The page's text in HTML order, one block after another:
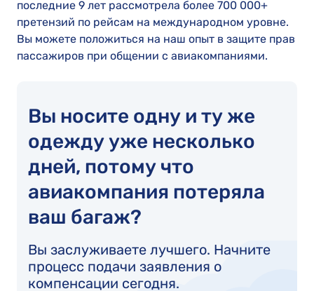
последние 9 лет рассмотрела более 700 000+
претензий по рейсам на международном уровне.
Вы можете положиться на наш опыт в защите прав
пассажиров при общении с авиакомпаниями.
Вы носите одну и ту же
одежду уже несколько
дней, потому что
авиакомпания потеряла
ваш багаж?
Вы заслуживаете лучшего. Начните
процесс подачи заявления о
компенсации сегодня.